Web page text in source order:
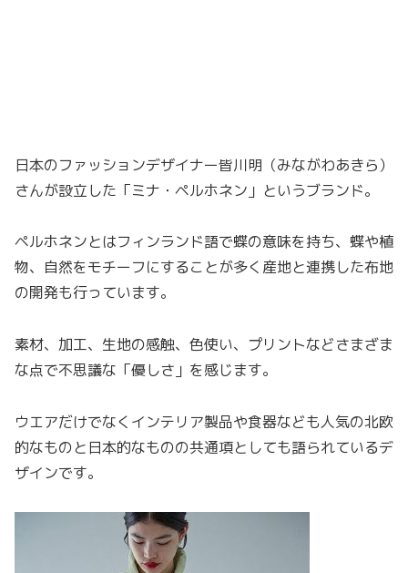
日本のファッションデザイナー皆川明（みながわあきら）
さんが設立した「ミナ・ペルホネン」というブランド。
ペルホネンとはフィンランド語で蝶の意味を持ち、蝶や植
物、自然をモチーフにすることが多く産地と連携した布地
の開発も行っています。
素材、加工、生地の感触、色使い、プリントなどさまざま
な点で不思議な「優しさ」を感じます。
ウエアだけでなくインテリア製品や食器なども人気の北欧
的なものと日本的なものの共通項としても語られているデ
ザインです。